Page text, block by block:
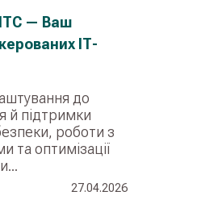
— Ваш
ІТ-
до
й підтримки
роботи з
та оптимізації
27.04.2026